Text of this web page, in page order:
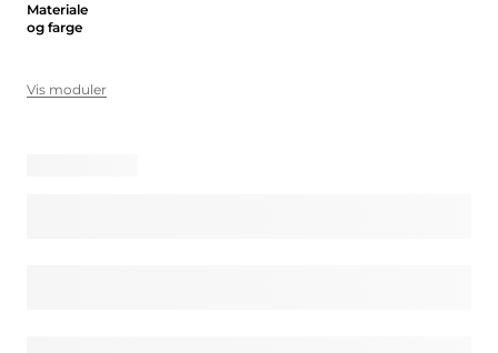
Materiale
og farge
Vis moduler